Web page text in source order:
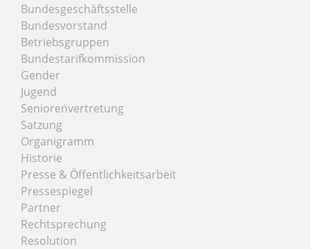
Bundesgeschäftsstelle
Bundesvorstand
Betriebsgruppen
Bundestarifkommission
Gender
Jugend
Seniorenvertretung
Satzung
Organigramm
Historie
Presse & Öffentlichkeitsarbeit
Pressespiegel
Partner
Rechtsprechung
Resolution